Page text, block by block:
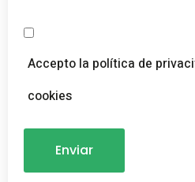
Accepto la política de
cookies